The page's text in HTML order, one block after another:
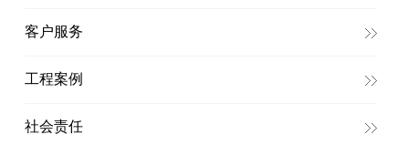
客户服务
工程案例
社会责任